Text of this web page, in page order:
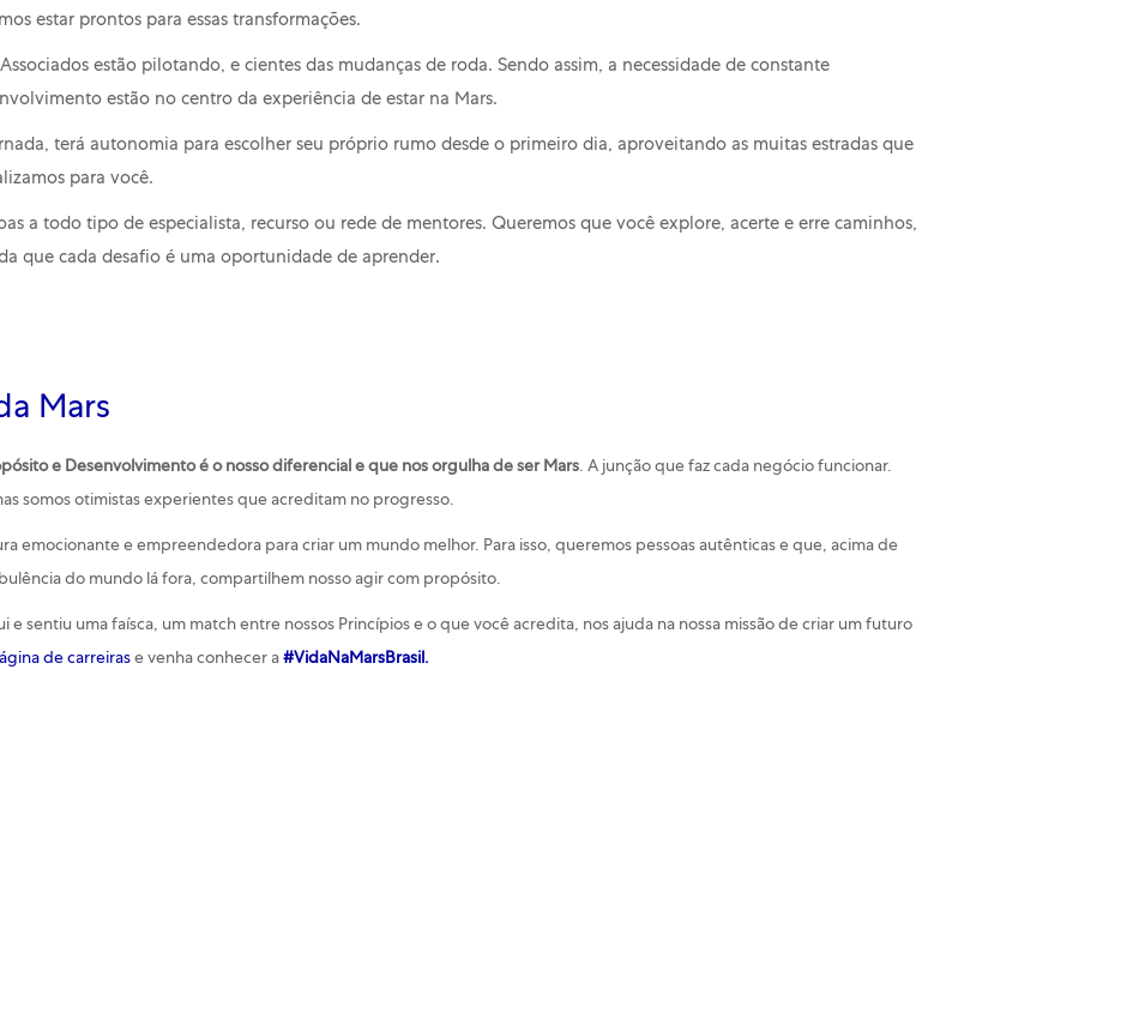
estar prontos para essas transformações.
estão pilotando, e cientes das mudanças de roda. Sendo assim, a necessidade de constante
estão no centro da experiência de estar na Mars.
terá autonomia para escolher seu próprio rumo desde o primeiro dia, aproveitando as muitas estradas que
para você.
a todo tipo de especialista, recurso ou rede de mentores. Queremos que você explore, acerte e erre caminhos,
que cada desafio é uma oportunidade de aprender.
Mars
e Desenvolvimento é o nosso diferencial e que nos orgulha de ser Mars. A junção que faz cada negócio funcionar.
somos otimistas experientes que acreditam no progresso.
emocionante e empreendedora para criar um mundo melhor. Para isso, queremos pessoas autênticas e que, acima de
do mundo lá fora, compartilhem nosso agir com propósito.
e sentiu uma faísca, um match entre nossos Princípios e o que você acredita, nos ajuda na nossa missão de criar um futuro
de carreiras e venha conhecer a #VidaNaMarsBrasil.